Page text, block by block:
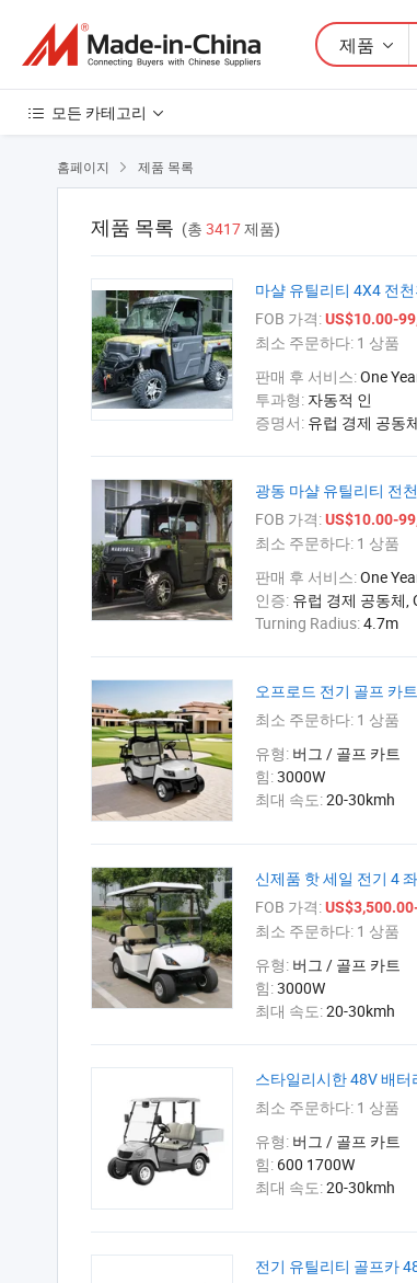
제품
모든 카테고리
홈페이지  제품 목록
제품 목록 (총 3417제품)
마샬 유틸리티 4X4 전
FOB 가격:US$10.00-
최소 주문하다: 1 상품
판매 후 서비스:One
투과형: 자동적 인
증명서: 유럽 경제 공동
광동 마샬 유틸리티 전
FOB 가격:US$10.00-
최소 주문하다: 1 상품
판매 후 서비스:One
인증: 유럽 경제 공동체,
Turning Radius:4.7m
오프로드 전기 골프 카
최소 주문하다: 1 상품
유형: 버그 / 골프 카트
힘:3000W
최대 속도:20-30kmh
신제품 핫 세일 전기 4
FOB 가격:
최소 주문하다: 1 상품
유형: 버그 / 골프 카트
힘:3000W
최대 속도:20-30kmh
스타일리시한 48V 배
최소 주문하다: 1 상품
유형: 버그 / 골프 카트
힘: 600 1700W
최대 속도:20-30kmh
전기 유틸리티 골프카